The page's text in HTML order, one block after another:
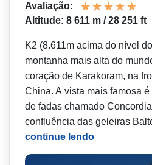
Avaliação:
Altitude: 8 611 m / 28 251 ft
K2 (8.611m acima do nível
montanha mais alta do
coração de Karakoram, na
China. A vista mais famosa
de fadas chamado
confluência das geleiras
continue lendo